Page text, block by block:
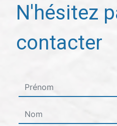
N'hésitez
contacter